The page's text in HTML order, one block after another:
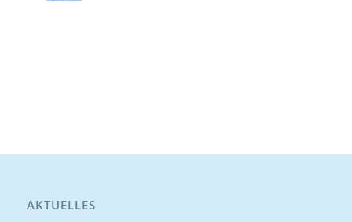
AKTUELLES